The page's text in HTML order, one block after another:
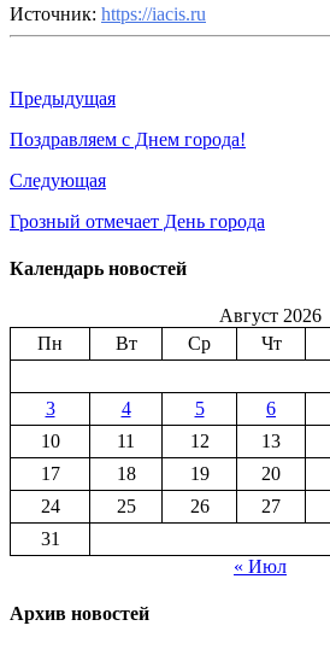
Источник: https://iacis.ru
Предыдущая
Поздравляем с Днем города!
Следующая
Грозный отмечает День города
Календарь новостей
Август 2026
Пн
Вт Ср Чт
3
4 5 6
10
11 12 13
17
18 19 20
24
25 26 27
31
« Июл
Архив новостей